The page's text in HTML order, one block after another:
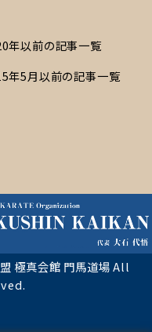
年以前の記事一覧
年5月以前の記事一覧
極真会館 門馬道場 All